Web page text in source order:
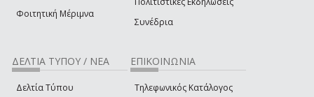
Φοιτητική Μέριμνα
Συνέδρια
ΔΕΛΤΙΑ ΤΥΠΟΥ / ΝΕΑ
Δελτία Τύπου
ΕΠΙΚΟΙΝΩΝΙΑ
Τηλεφωνικός Κατάλογος